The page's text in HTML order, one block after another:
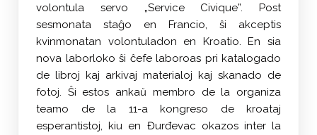
volontula servo „Service Civique”. Post
sesmonata staĝo en Francio, ŝi akceptis
kvinmonatan volontuladon en Kroatio. En sia
nova laborloko ŝi ĉefe laboroas pri katalogado
de libroj kaj arkivaj materialoj kaj skanado de
fotoj. Ŝi estos ankaŭ membro de la organiza
teamo de la 11-a kongreso de kroataj
esperantistoj, kiu en Đurđevac okazos inter la